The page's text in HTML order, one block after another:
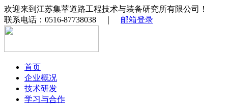
欢迎来到江苏集萃道路工程技术与装备研究所有限公司！
联系电话：0516-87738038 ｜ 邮箱登录
首页
企业概况
技术研发
学习与合作